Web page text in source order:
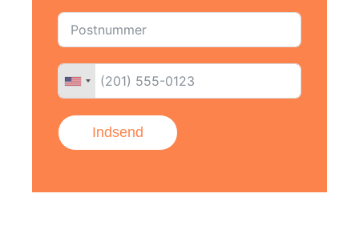
Indsend